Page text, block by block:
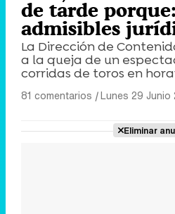
de tarde
admisibles
La Dirección de
a la queja de un
corridas de toros en
81 comentarios |Lunes 29 Junio
Eliminar